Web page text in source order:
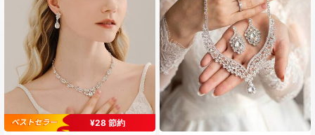
3.2K フォロワー
3.2K フォロワー
¥28 節約